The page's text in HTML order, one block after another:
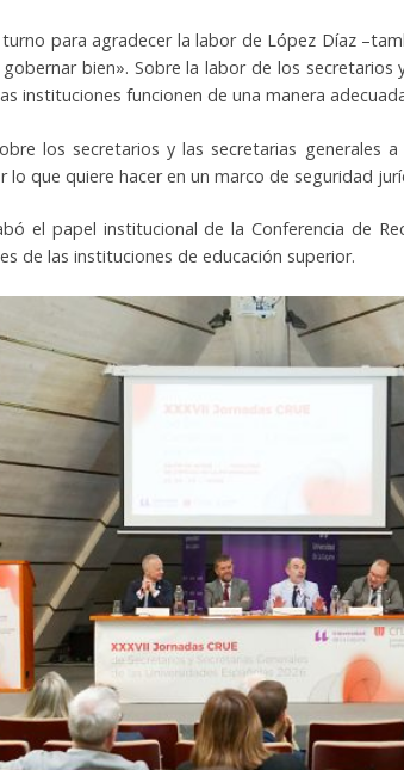
para agradecer la labor de López Díaz
bien». Sobre la labor de los secretarios
instituciones funcionen de una manera
los secretarios y las secretarias generales
que quiere hacer en un marco de seguridad
el papel institucional de la Conferencia de
de las instituciones de educación superior.